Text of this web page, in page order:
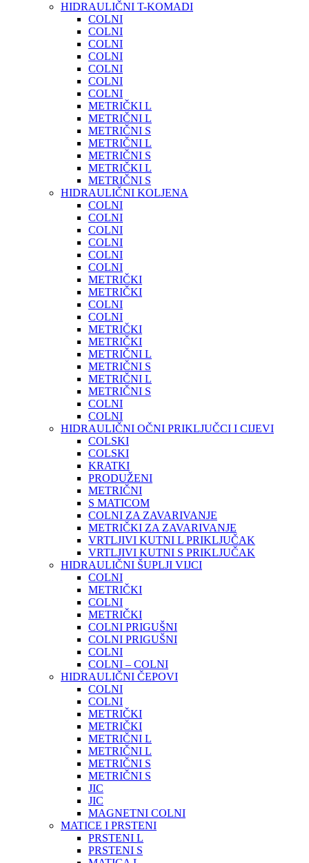
HIDRAULIČNI T-KOMADI
COLNI
COLNI
COLNI
COLNI
COLNI
COLNI
COLNI
METRIČKI L
METRIČNI L
METRIČNI S
METRIČNI L
METRIČNI S
METRIČKI L
METRIČNI S
HIDRAULIČNI KOLJENA
COLNI
COLNI
COLNI
COLNI
COLNI
COLNI
METRIČKI
METRIČKI
COLNI
COLNI
METRIČKI
METRIČKI
METRIČNI L
METRIČNI S
METRIČNI L
METRIČNI S
COLNI
COLNI
HIDRAULIČNI OČNI PRIKLJUČCI I CIJEVI
COLSKI
COLSKI
KRATKI
PRODUŽENI
METRIČNI
S MATICOM
COLNI ZA ZAVARIVANJE
METRIČKI ZA ZAVARIVANJE
VRTLJIVI KUTNI L PRIKLJUČAK
VRTLJIVI KUTNI S PRIKLJUČAK
HIDRAULIČNI ŠUPLJI VIJCI
COLNI
METRIČKI
COLNI
METRIČKI
COLNI PRIGUŠNI
COLNI PRIGUŠNI
COLNI
COLNI – COLNI
HIDRAULIČNI ČEPOVI
COLNI
COLNI
METRIČKI
METRIČKI
METRIČNI L
METRIČNI L
METRIČNI S
METRIČNI S
JIC
JIC
MAGNETNI COLNI
MATICE I PRSTENI
PRSTENI L
PRSTENI S